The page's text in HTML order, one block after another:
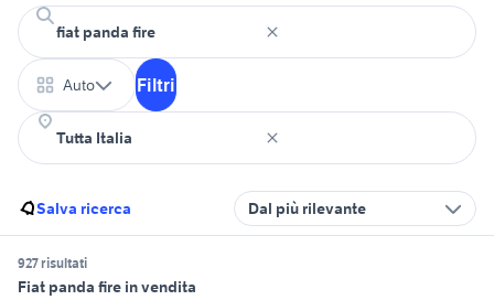
Auto Filtri
Salva ricerca Dal più rilevante
927 risultati
Fiat panda fire in vendita